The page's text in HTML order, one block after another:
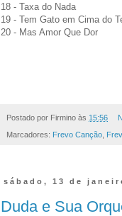
18 - Taxa do Nada
19 - Tem Gato em Cima do
20 - Mas Amor Que Dor
Postado por Firmino às 15:56
Marcadores: Frevo Canção
sábado, 13 de
Duda e Sua